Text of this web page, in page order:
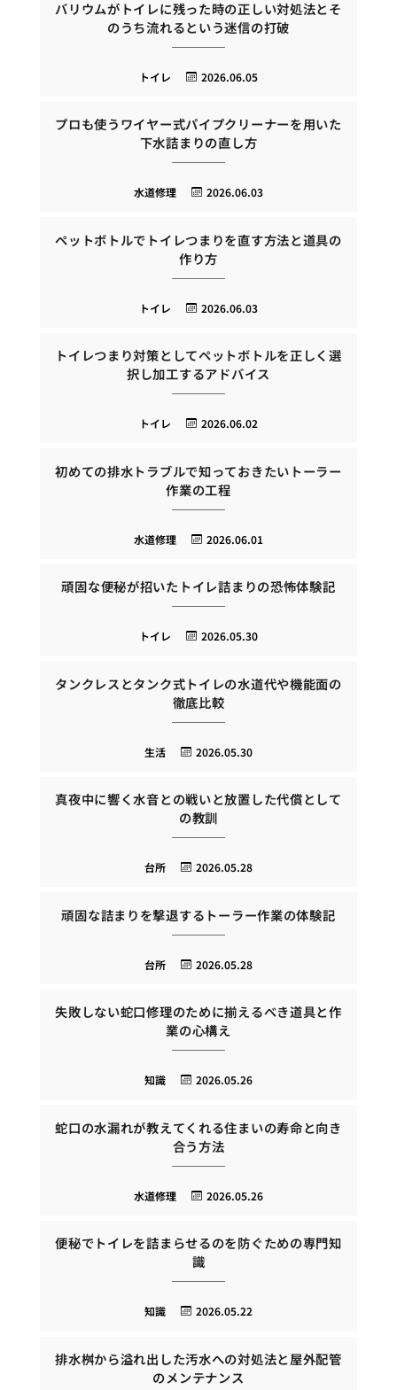
バリウムがトイレに残った時の正しい対処法とそ
のうち流れるという迷信の打破
2026.06.05
トイレ
プロも使うワイヤー式パイプクリーナーを用いた
下水詰まりの直し方
2026.06.03
水道修理
ペットボトルでトイレつまりを直す方法と道具の
作り方
2026.06.03
トイレ
トイレつまり対策としてペットボトルを正しく選
択し加工するアドバイス
2026.06.02
トイレ
初めての排水トラブルで知っておきたいトーラー
作業の工程
2026.06.01
水道修理
頑固な便秘が招いたトイレ詰まりの恐怖体験記
2026.05.30
トイレ
タンクレスとタンク式トイレの水道代や機能面の
徹底比較
2026.05.30
生活
真夜中に響く水音との戦いと放置した代償として
の教訓
2026.05.28
台所
頑固な詰まりを撃退するトーラー作業の体験記
2026.05.28
台所
失敗しない蛇口修理のために揃えるべき道具と作
業の心構え
2026.05.26
知識
蛇口の水漏れが教えてくれる住まいの寿命と向き
合う方法
2026.05.26
水道修理
便秘でトイレを詰まらせるのを防ぐための専門知
識
2026.05.22
知識
排水桝から溢れ出した汚水への対処法と屋外配管
のメンテナンス